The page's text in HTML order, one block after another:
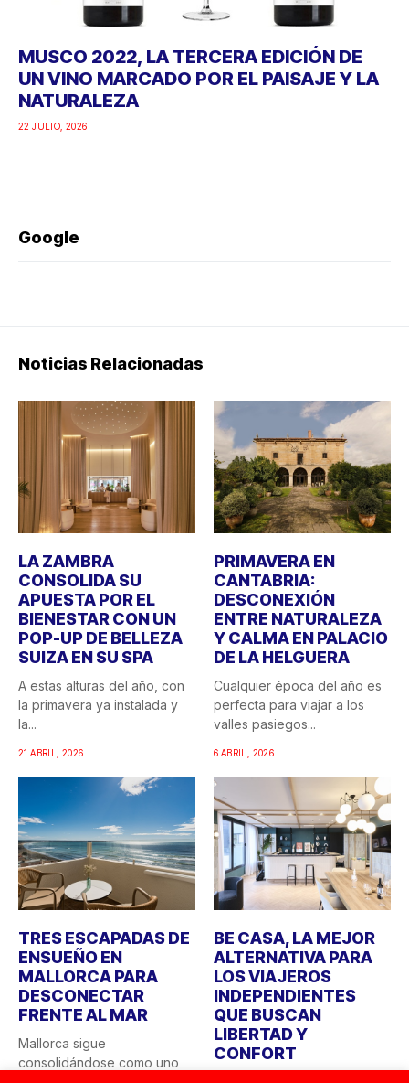
MUSCO 2022, LA TERCERA EDICIÓN DE
UN VINO MARCADO POR EL PAISAJE Y LA
NATURALEZA
22 JULIO, 2026
Google
Noticias Relacionadas
LA ZAMBRA
CONSOLIDA SU
APUESTA POR EL
BIENESTAR CON UN
POP-UP DE BELLEZA
SUIZA EN SU SPA
A estas alturas del año, con
la primavera ya instalada y
la...
21 ABRIL, 2026
PRIMAVERA EN
CANTABRIA:
DESCONEXIÓN
ENTRE NATURALEZA
Y CALMA EN PALACIO
DE LA HELGUERA
Cualquier época del año es
perfecta para viajar a los
valles pasiegos...
6 ABRIL, 2026
TRES ESCAPADAS DE
ENSUEÑO EN
MALLORCA PARA
DESCONECTAR
FRENTE AL MAR
Mallorca sigue
consolidándose como uno
BE CASA, LA MEJOR
ALTERNATIVA PARA
LOS VIAJEROS
INDEPENDIENTES
QUE BUSCAN
LIBERTAD Y
CONFORT